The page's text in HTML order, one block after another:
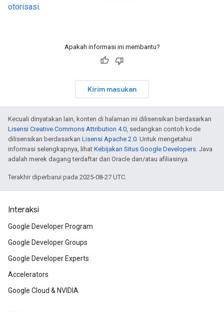
otorisasi.
Apakah informasi ini membantu?
Kirim masukan
Kecuali dinyatakan lain, konten di halaman ini dilisensikan berdasarkan
Lisensi Creative Commons Attribution 4.0, sedangkan contoh kode
dilisensikan berdasarkan Lisensi Apache 2.0. Untuk mengetahui
informasi selengkapnya, lihat Kebijakan Situs Google Developers. Java
adalah merek dagang terdaftar dari Oracle dan/atau afiliasinya.
Terakhir diperbarui pada 2025-08-27 UTC.
Interaksi
Google Developer Program
Google Developer Groups
Google Developer Experts
Accelerators
Google Cloud & NVIDIA